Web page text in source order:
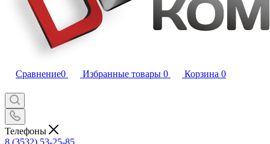
Сравнение0 Избранные товары 0 Корзина 0
Телефоны
8 (3532) 53-25-85